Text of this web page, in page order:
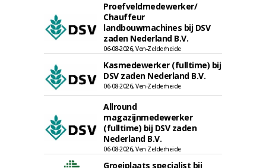
Proefveldmedewerker/
Chauffeur
landbouwmachines bij DSV
zaden Nederland B.V.
06-08-2026, Ven-Zelderheide
Kasmedewerker (fulltime) bij
DSV zaden Nederland B.V.
06-08-2026, Ven-Zelderheide
Allround
magazijnmedewerker
(fulltime) bij DSV zaden
Nederland B.V.
06-08-2026, Ven Zelderheide
Groeiplaats specialist bij